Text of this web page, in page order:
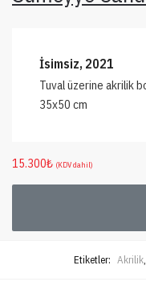
İsimsiz, 2021
Tuval üzerine akrilik
35x50 cm
15.300₺ (KDV dahil)
Etiketler: Akrilik,